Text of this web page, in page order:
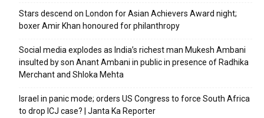
Stars descend on London for Asian Achievers Award night;
boxer Amir Khan honoured for philanthropy
Social media explodes as India’s richest man Mukesh Ambani
insulted by son Anant Ambani in public in presence of Radhika
Merchant and Shloka Mehta
Israel in panic mode; orders US Congress to force South Africa
to drop ICJ case? | Janta Ka Reporter